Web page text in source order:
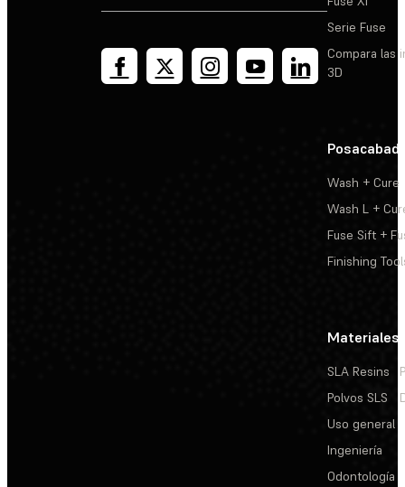
Serie Fuse
Compara las
3D
Wash + Cure
Wash L +
Fuse Sift +
Finishing
Materiales
SLA Resins
Polvos SLS
Uso general
Ingeniería
Odontología